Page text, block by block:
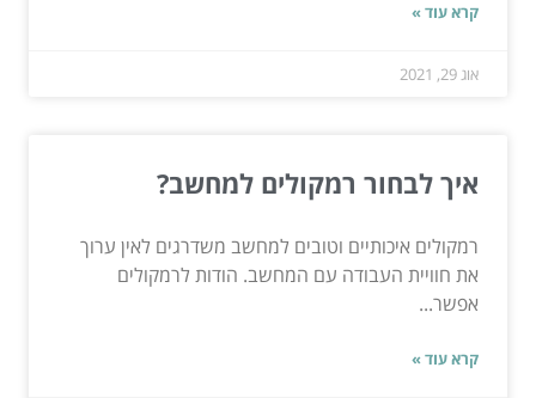
קרא עוד »
אוג 29, 2021
איך לבחור רמקולים למחשב?
רמקולים איכותיים וטובים למחשב משדרגים לאין ערוך
את חוויית העבודה עם המחשב. הודות לרמקולים
אפשר...
קרא עוד »